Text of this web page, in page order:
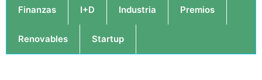
Finanzas I+D Industria Premios
Renovables Startup